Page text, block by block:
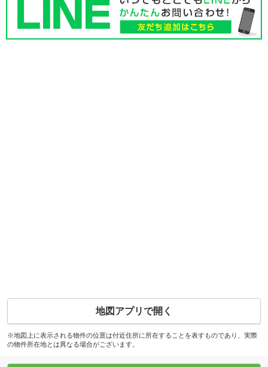
地図アプリで開く
※地図上に表示される物件の位置は付近住所に所在することを表すものであり、実際
の物件所在地とは異なる場合がございます。